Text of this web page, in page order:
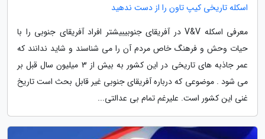
اسکله تاریخی کیپ تاون را از دست ندهید
معرفی اسکله V&V در آفریقای جنوبیبیشتر افراد آفریقای جنوبی را با
حیات وحش و فرهنگ خاص مردم آن را می شناسند و شاید ندانند که
عمر جاذبه های تاریخی در این کشور به بیش از 3 میلیون سال قبل بر
می شود . موضوعی که درباره آفریقای جنوبی غیر قابل بحث است تاریخ
غنی این کشور است. علیرغم تمام بی عدالتی...